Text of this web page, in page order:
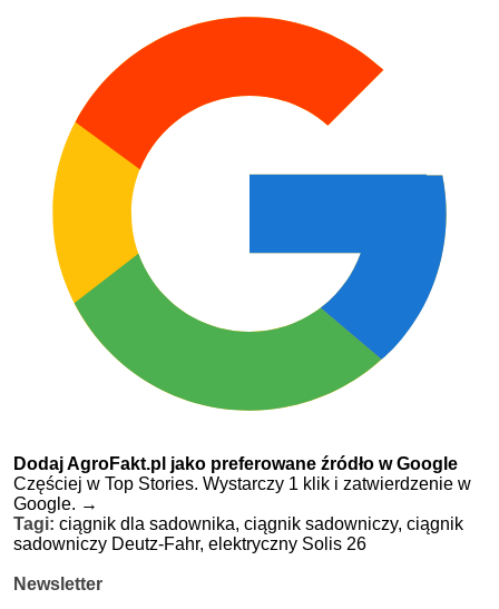
Dodaj AgroFakt.pl jako preferowane źródło w Google
Częściej w Top Stories. Wystarczy 1 klik i zatwierdzenie w
Google. →
Tagi: ciągnik dla sadownika, ciągnik sadowniczy, ciągnik
sadowniczy Deutz-Fahr, elektryczny Solis 26
Newsletter